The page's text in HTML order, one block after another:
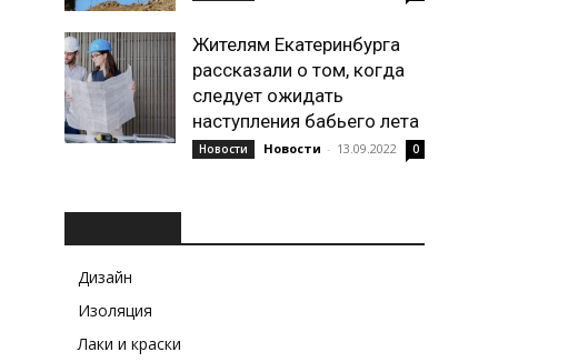
Жителям Екатеринбурга
рассказали о том, когда
следует ожидать
наступления бабьего лета
Новости Новости - 13.09.2022 0
Дизайн
Изоляция
Лаки и краски